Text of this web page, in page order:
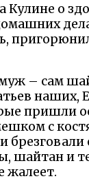
Кулине о
– сам
наших,
пришли
с
шайтан и
жалеет.